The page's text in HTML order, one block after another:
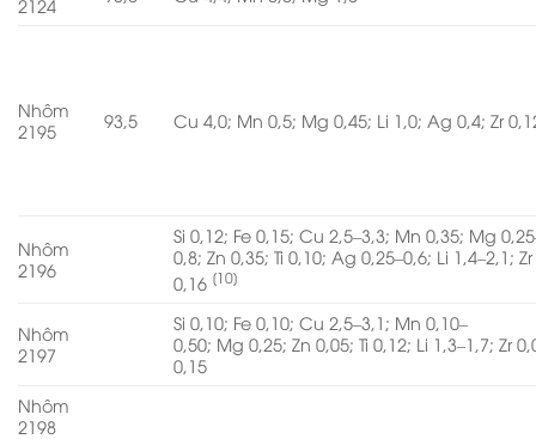
2124
Nhôm
2195
93,5 Cu 4,0; Mn 0,5; Mg 0,45; Li 1,0; Ag 0,4; Zr
Nhôm
2196
Si 0,12; Fe 0,15; Cu 2,5–3,3; Mn 0,35; Mg
0,8; Zn 0,35; Ti 0,10; Ag 0,25–0,6; Li 1,4–2,1;
0,16 [10]
Nhôm
2197
Si 0,10; Fe 0,10; Cu 2,5–3,1; Mn 0,10–
0,50; Mg 0,25; Zn 0,05; Ti 0,12; Li 1,3–1,7; Zr
0,15
Nhôm
2198